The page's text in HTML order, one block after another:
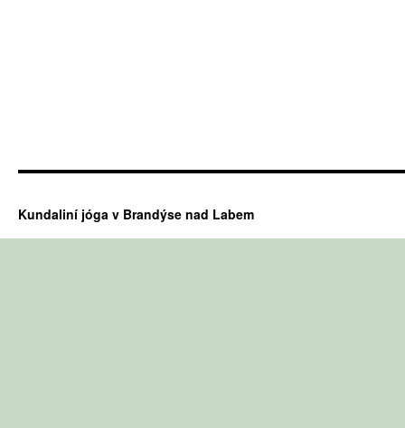
Kundaliní jóga v Brandýse nad Labem